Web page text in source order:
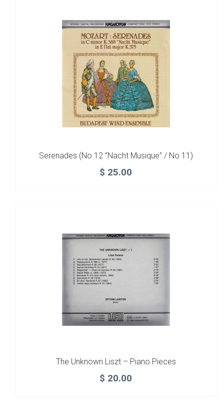
Serenades (No 12 ”Nacht Musique” / No 11)
$ 25.00
The Unknown Liszt – Piano Pieces
$ 20.00